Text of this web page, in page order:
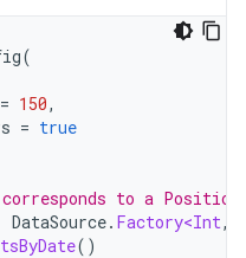
(
= 150,
= true
to a
DataSource. Factory<Int,
()